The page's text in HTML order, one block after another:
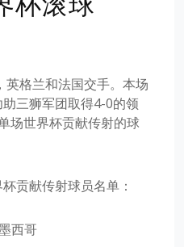
格兰和法国交手。本场
三狮军团取得4-0的领
场世界杯贡献传射的球
贡献传射球员名单：
西哥